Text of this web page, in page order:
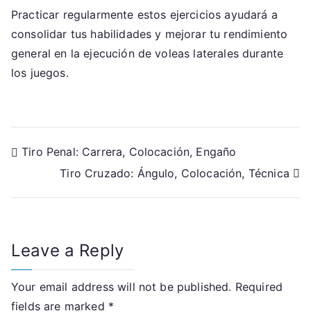
Practicar regularmente estos ejercicios ayudará a
consolidar tus habilidades y mejorar tu rendimiento
general en la ejecución de voleas laterales durante
los juegos.
Post
navigation
Tiro Penal: Carrera, Colocación, Engaño
Tiro Cruzado: Ángulo, Colocación, Técnica
Leave a Reply
Your email address will not be published. Required
fields are marked *